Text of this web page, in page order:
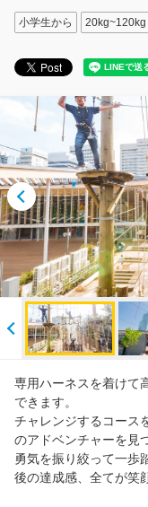
小学生から 20kg~120kg
専用ハーネスを着けて
できます。
チャレンジするコース
のアドベンチャーを見
勇気を振り絞って一歩
後の達成感、全てが笑